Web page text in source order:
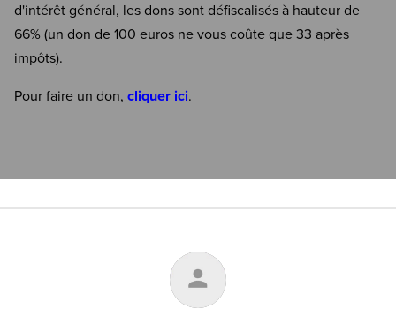
d'intérêt général, les dons sont défiscalisés à hauteur de
66% (un don de 100 euros ne vous coûte que 33 après
impôts).
Pour faire un don, cliquer ici.